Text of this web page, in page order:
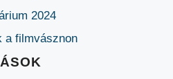
2024
a filmvásznon